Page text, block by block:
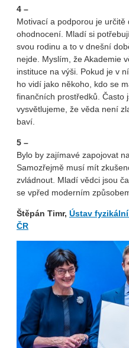
4 –
Motivací a podporou je určitě
ohodnocení. Mladí si
svou rodinu a to v dnešní
nejde. Myslím, že Akademie
instituce na výši. Pokud je v
ho vidí jako někoho, kdo se
finančních prostředků. Často
vysvětlujeme, že věda není
baví.
5 –
Bylo by zajímavé zapojovat
Samozřejmě musí mít
zvládnout. Mladí vědci jsou
se vpřed moderním
Štěpán Timr, Ústav
ČR